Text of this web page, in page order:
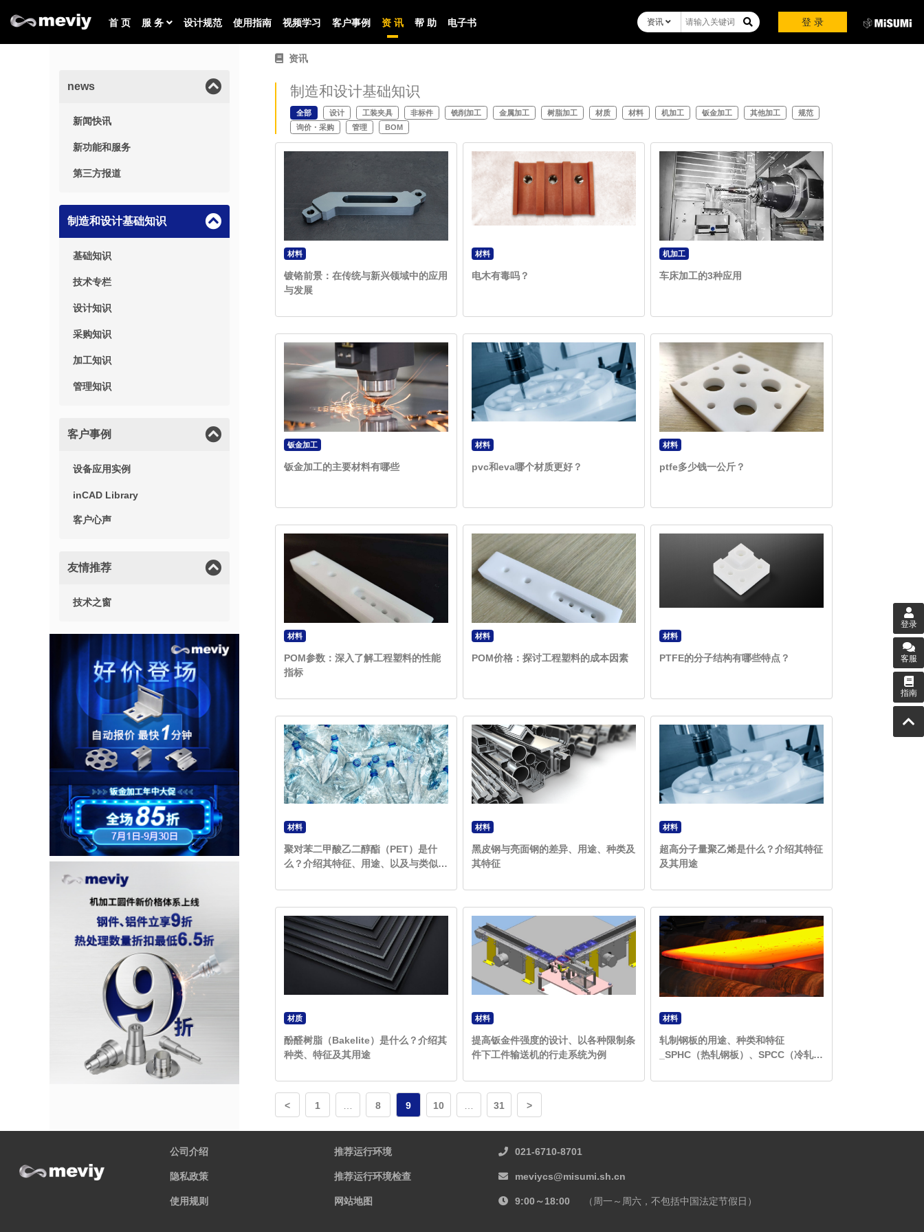
首 页 服 务 设计规范 使用指南 视频学习 客户事例 资 讯 帮 助 电子书 登 录
资讯
news
新闻快讯
新功能和服务
第三方报道
制造和设计基础知识
基础知识
技术专栏
设计知识
采购知识
加工知识
管理知识
客户事例
设备应用实例
inCAD Library
客户心声
友情推荐
技术之窗
资讯
制造和设计基础知识
全部 设计 工装夹具 非标件 铣削加工 金属加工 树脂加工 材质 材料 机加工 钣金加工 其他加工
规范
询价・采购
管理 BOM
材料
镀铬前景：在传统与新兴领域中的应用
与发展
材料
电木有毒吗？
机加工
车床加工的3种应用
钣金加工
钣金加工的主要材料有哪些
材料
pvc和eva哪个材质更好？
材料
ptfe多少钱一公斤？
材料
POM参数：深入了解工程塑料的性能
指标
材料
POM价格：探讨工程塑料的成本因素
材料
PTFE的分子结构有哪些特点？
材料
聚对苯二甲酸乙二醇酯（PET）是什
么？介绍其特征、用途、以及与类似材
材料
黑皮钢与亮面钢的差异、用途、种类及
其特征
材料
超高分子量聚乙烯是什么？介绍其特征
及其用途
材质
酚醛树脂（Bakelite）是什么？介绍其
种类、特征及其用途
材料
提高钣金件强度的设计、以各种限制条
件下工件输送机的行走系统为例
材料
轧制钢板的用途、种类和特征
_SPHC（热轧钢板）、SPCC（冷轧钢
< 1 8 9 10 31 >
公司介绍
隐私政策
使用规则
推荐运行环境
推荐运行环境检查
网站地图
021-6710-8701
meviycs@misumi.sh.cn
9:00～18:00 （周一～周六，不包括中国法定节假日）
登录
客服
指南